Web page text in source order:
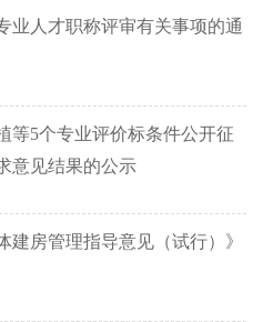
业人才职称评审有关事项的通
等5个专业评价标条件公开征
意见结果的公示
建房管理指导意见（试行）》